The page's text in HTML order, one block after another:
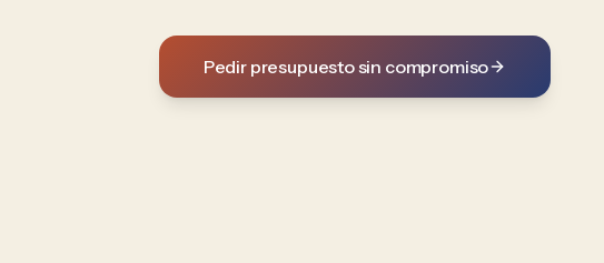
Pedir presupuesto sin compromiso